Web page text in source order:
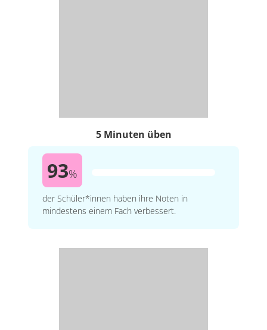
5 Minuten üben
93%
der Schüler*innen haben ihre Noten in
mindestens einem Fach verbessert.